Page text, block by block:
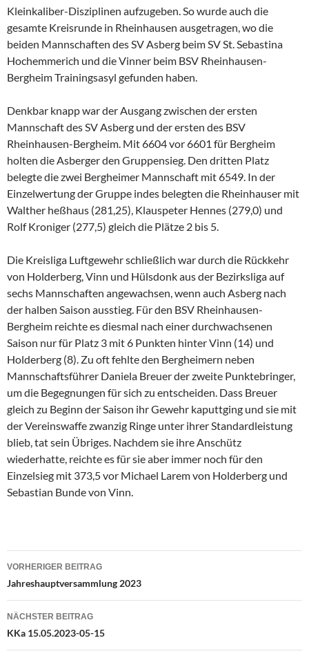
Kleinkaliber-Disziplinen aufzugeben. So wurde auch die
gesamte Kreisrunde in Rheinhausen ausgetragen, wo die
beiden Mannschaften des SV Asberg beim SV St. Sebastina
Hochemmerich und die Vinner beim BSV Rheinhausen-
Bergheim Trainingsasyl gefunden haben.
Denkbar knapp war der Ausgang zwischen der ersten
Mannschaft des SV Asberg und der ersten des BSV
Rheinhausen-Bergheim. Mit 6604 vor 6601 für Bergheim
holten die Asberger den Gruppensieg. Den dritten Platz
belegte die zwei Bergheimer Mannschaft mit 6549. In der
Einzelwertung der Gruppe indes belegten die Rheinhauser mit
Walther heßhaus (281,25), Klauspeter Hennes (279,0) und
Rolf Kroniger (277,5) gleich die Plätze 2 bis 5.
Die Kreisliga Luftgewehr schließlich war durch die Rückkehr
von Holderberg, Vinn und Hülsdonk aus der Bezirksliga auf
sechs Mannschaften angewachsen, wenn auch Asberg nach
der halben Saison ausstieg. Für den BSV Rheinhausen-
Bergheim reichte es diesmal nach einer durchwachsenen
Saison nur für Platz 3 mit 6 Punkten hinter Vinn (14) und
Holderberg (8). Zu oft fehlte den Bergheimern neben
Mannschaftsführer Daniela Breuer der zweite Punktebringer,
um die Begegnungen für sich zu entscheiden. Dass Breuer
gleich zu Beginn der Saison ihr Gewehr kaputtging und sie mit
der Vereinswaffe zwanzig Ringe unter ihrer Standardleistung
blieb, tat sein Übriges. Nachdem sie ihre Anschütz
wiederhatte, reichte es für sie aber immer noch für den
Einzelsieg mit 373,5 vor Michael Larem von Holderberg und
Sebastian Bunde von Vinn.
Beitragsnavigation
VORHERIGER BEITRAG
Jahreshauptversammlung 2023
NÄCHSTER BEITRAG
KKa 15.05.2023-05-15